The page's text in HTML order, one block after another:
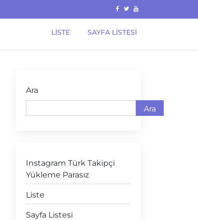
LISTE SAYFA LISTESI
Ara
Ara
Instagram Türk Takipçi
Yükleme Parasız
Liste
Sayfa Listesi